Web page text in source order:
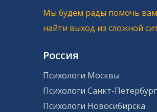
Мы будем рады помочь вам
найти выход из сложной
Россия
Психологи Москвы
Психологи Санкт-
Психологи Новосибирска